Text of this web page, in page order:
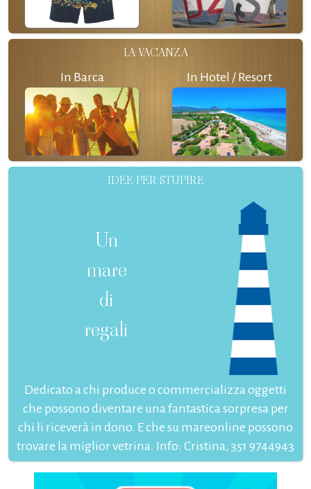
LA VACANZA
In Barca In Hotel / Resort
IDEE PER STUPIRE
Un
mare
di
regali
Dedicato a chi produce o commercializza oggetti
che possono diventare una fantastica sorpresa per
chi li riceverà in dono. E che su mareonline possono
trovare la miglior vetrina. Info: Cristina, 351 9744943